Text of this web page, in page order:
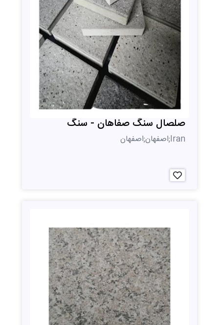
صلصال سنگ صفاهان - سنگ
Iran;اصفهان;اصفهان